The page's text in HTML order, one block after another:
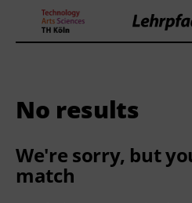
Theorien und
Lehrstrategie
No results
We're sorry, but
match